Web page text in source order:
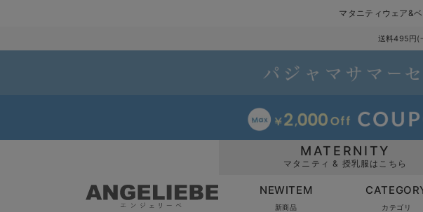
マタニティウェア&
送料495円(
MATERNITY
マタニティ & 授乳服はこちら
NEWITEM
新商品 カテゴリ